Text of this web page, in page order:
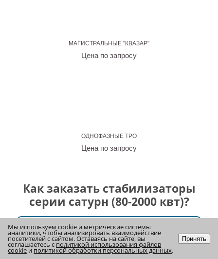
МАГИСТРАЛЬНЫЕ "КВАЗАР"
Цена по запросу
ОДНОФАЗНЫЕ ТРО
Цена по запросу
Как заказать стабилизаторы
серии сатурн (80-2000 квт)?
Наверх
Мы используем cookie и метрические системы
аналитики, чтобы анализировать взаимодействие
посетителей с сайтом. Оставаясь на сайте, вы
соглашаетесь с политикой использования файлов
cookie и политикой обработки персональных данных.
Принять